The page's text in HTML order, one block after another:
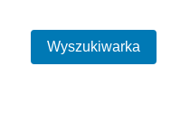
Wyszukiwarka